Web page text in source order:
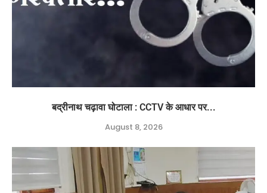
बद्रीनाथ चढ़ावा घोटाला : CCTV के आधार पर...
August 8, 2026